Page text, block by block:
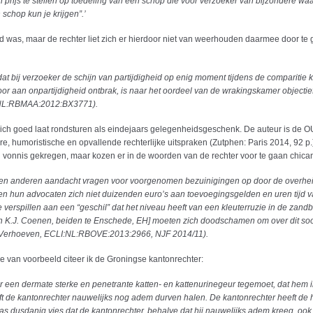
kun je krijgen”.’
maar de rechter liet zich er hierdoor niet van weerhouden daarmee door te
bij verzoeker de schijn van partijdigheid op enig moment tijdens de comparitie
aan onpartijdigheid ontbrak, is naar het oordeel van de wrakingskamer
goed laat rondsturen als eindejaars gelegenheidsgeschenk. De auteur is de
humoristische en opvallende rechterlijke uitspraken (Zutphen: Paris 2014, 92
gekregen, maar kozen er in de woorden van de rechter voor te gaan
anderen aandacht vragen voor voorgenomen bezuinigingen op door de
hun advocaten zich niet duizenden euro’s aan toevoegingsgelden en uren tijd
aan een “geschil” dat het niveau heeft van een kleuterruzie in de
Coenen, beiden te Enschede, EH] moeten zich doodschamen om over dit
ECLI:NL:​RBOVE:2013:2966, NJF 2014/11).
van voorbeeld citeer ik de Groningse kantonrechter:
dermate sterke en penetrante katten- en katten­urinegeur tegemoet, dat hem
kantonrechter nauwelijks nog adem durven halen. De kantonrechter heeft de
dusdanig vies dat de kantonrechter, behalve dat hij nauwelijks adem kreeg,